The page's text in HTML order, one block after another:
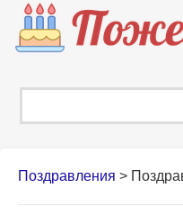
Поздравления >